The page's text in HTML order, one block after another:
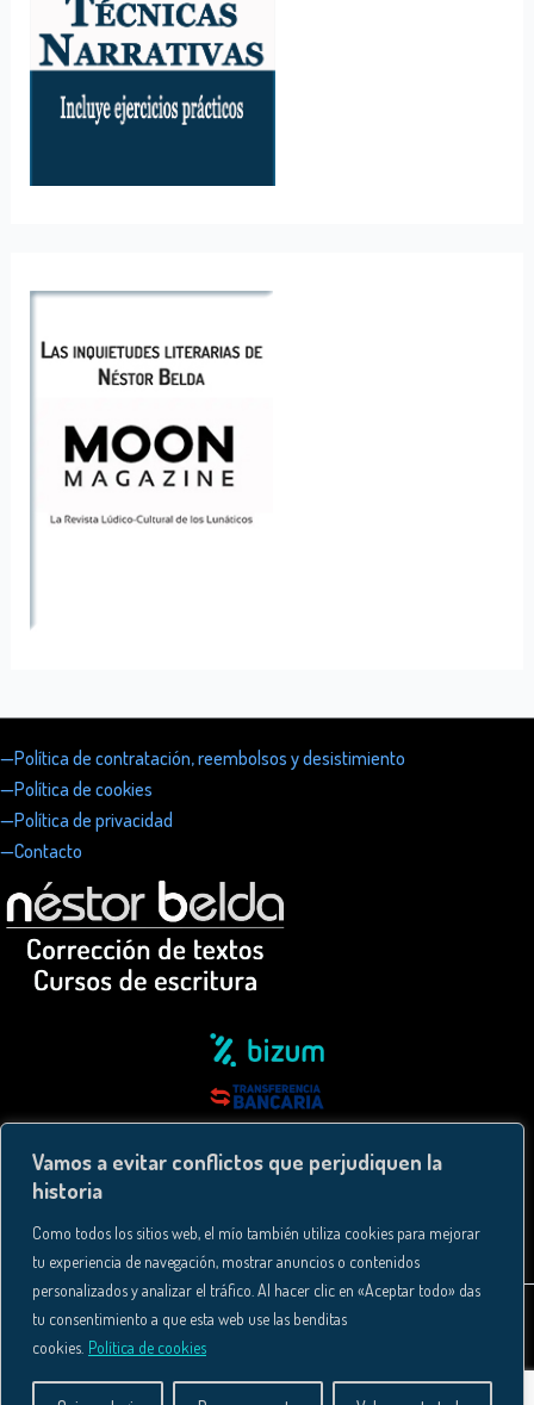
Vamos a evitar conflictos que perjudiquen la
historia
Como todos los sitios web, el mío también utiliza cookies para mejorar
tu experiencia de navegación, mostrar anuncios o contenidos
personalizados y analizar el tráfico. Al hacer clic en «Aceptar todo» das
tu consentimiento a que esta web use las benditas
cookies. Política de cookies
—Política de contratación, reembolsos y desistimiento
—Política de cookies
—Política de privacidad
—Contacto